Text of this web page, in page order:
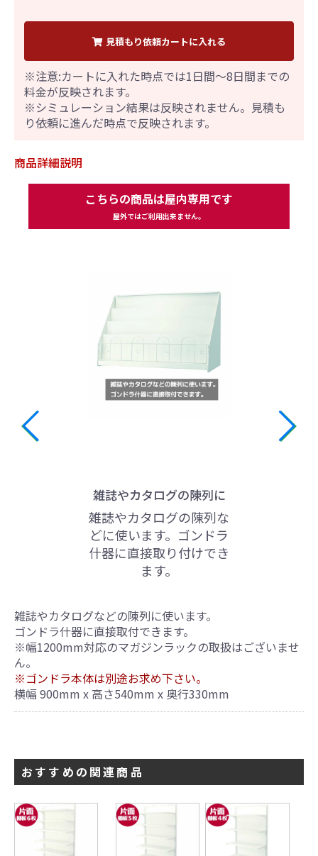
見積もり依頼カートに入れる
※注意:カートに入れた時点では1日間～8日間までの
料金が反映されます。
※シミュレーション結果は反映されません。見積も
り依頼に進んだ時点で反映されます。
商品詳細説明
こちらの商品は屋内専用です
屋外ではご利用出来ません。
雑誌やカタログの陳列に
雑誌やカタログの陳列な
どに使います。ゴンドラ
什器に直接取り付けでき
ます。
雑誌やカタログなどの陳列に使います。
ゴンドラ什器に直接取付できます。
※幅1200mm対応のマガジンラックの取扱はございませ
ん。
※ゴンドラ本体は別途お求め下さい。
横幅 900mm x 高さ540mm x 奥行330mm
おすすめの関連商品